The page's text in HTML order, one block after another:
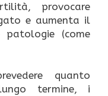
provocare
e aumenta il
patologie (come
quanto
termine, i